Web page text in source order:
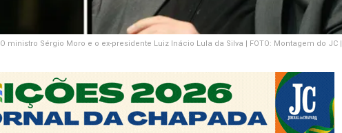
O ministro Sérgio Moro e o ex-presidente Luiz Inácio Lula da Silva | FOTO: Montagem do JC |